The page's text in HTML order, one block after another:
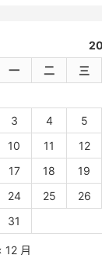
一
二 三
3
4 5
10
11 12
17
18 19
24
25 26
31
12 月